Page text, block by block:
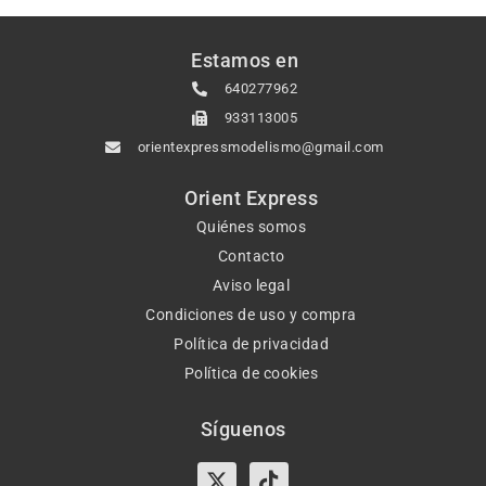
Estamos en
640277962
933113005
orientexpressmodelismo@gmail.com
Orient Express
Quiénes somos
Contacto
Aviso legal
Condiciones de uso y compra
Política de privacidad
Política de cookies
Síguenos
X-
Tiktok
InstagramFacebook